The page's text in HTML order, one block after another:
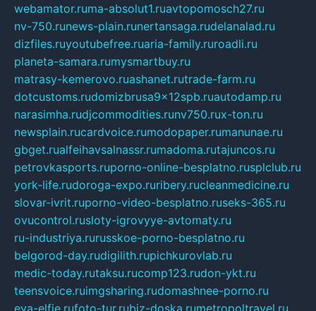
webamator.ruma-absolut1.ruavtopomosch27.ru
nv-750.runews-plain.runertansaga.rudelanalad.ru
dizfiles.ruyoutubefree.ruaria-family.ruroadli.ru
planeta-samara.rumysmartbuy.ru
matrasy-kemerovo.ruashanet.rutrade-farm.ru
dotcustoms.rudomizbrusa9x12spb.ruautodamp.ru
narasimha.rudjcommodities.runv750.rux-ton.ru
newsplain.rucardvoice.rumodopaper.rumanunae.ru
gbget.rualfeihavsalnassr.rumadoma.rutajuncos.ru
petrovkasports.ruporno-online-besplatno.rusplclub.ru
york-life.rudoroga-expo.ruribery.rucleanmedicine.ru
slovar-ivrit.ruporno-video-besplatno.ruseks-365.ru
ovucontrol.rusloty-igrovyye-avtomaty.ru
ru-industriya.rurusskoe-porno-besplatno.ru
belgorod-day.rudigilith.rupichkurovlab.ru
medic-today.rutaksu.rucomp123.rudon-ykt.ru
teensvoice.ruimgsharing.rudomashnee-porno.ru
eva-elfie.rufoto-tur.rubiz-doska.rumetropoltravel.ru